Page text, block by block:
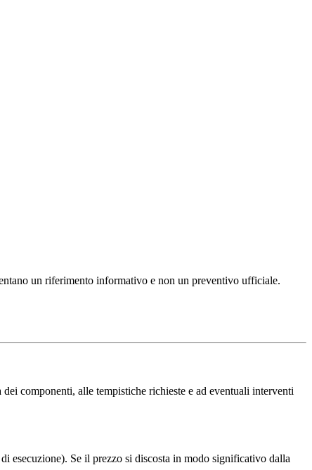
un riferimento informativo e non un preventivo ufficiale.
componenti, alle tempistiche richieste e ad eventuali interventi
esecuzione). Se il prezzo si discosta in modo significativo dalla